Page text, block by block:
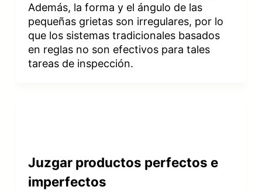
Además, la forma y el ángulo de las
pequeñas grietas son irregulares, por lo
que los sistemas tradicionales basados
en reglas no son efectivos para tales
tareas de inspección.
Juzgar productos perfectos e
imperfectos